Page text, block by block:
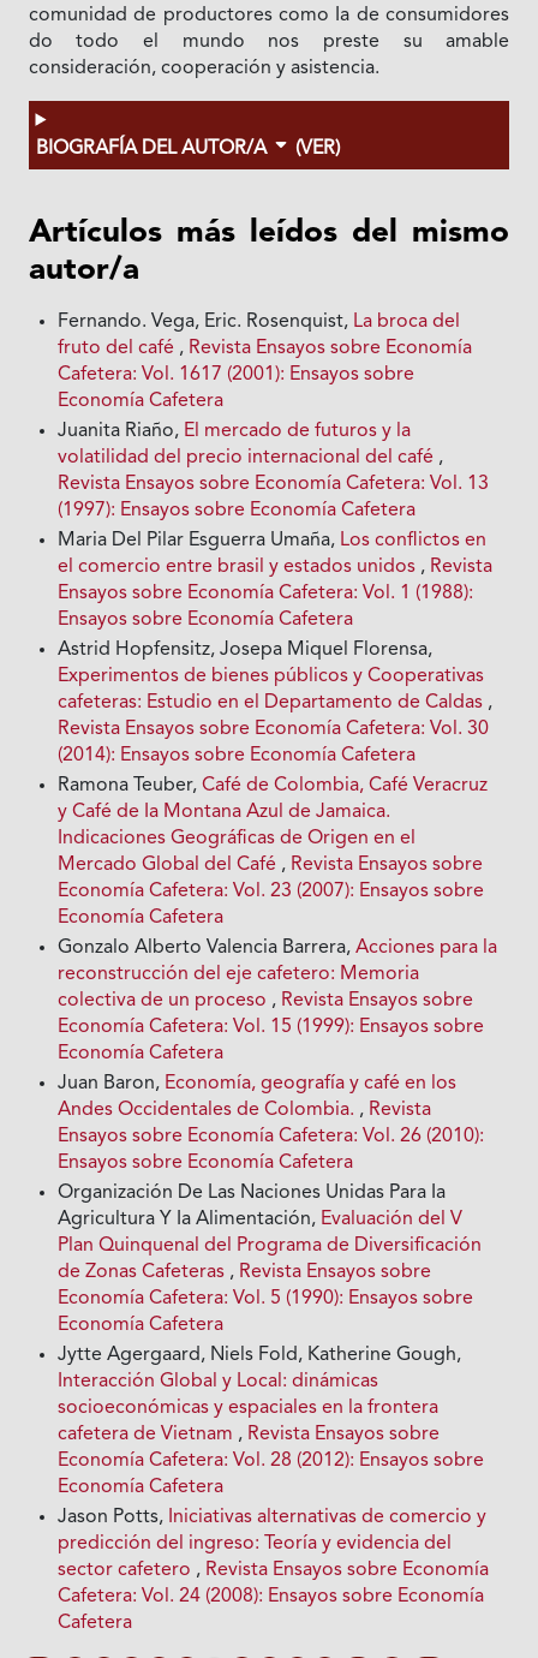
comunidad de productores como Ia de consumidores
do todo el mundo nos preste su amable
consideración, cooperación y asistencia.
BIOGRAFÍA DEL AUTOR/A (VER)
Artículos más leídos del mismo
autor/a
Fernando. Vega, Eric. Rosenquist, La broca del
fruto del café , Revista Ensayos sobre Economía
Cafetera: Vol. 1617 (2001): Ensayos sobre
Economía Cafetera
Juanita Riaño, El mercado de futuros y la
volatilidad del precio internacional del café ,
Revista Ensayos sobre Economía Cafetera: Vol. 13
(1997): Ensayos sobre Economía Cafetera
Maria Del Pilar Esguerra Umaña, Los conflictos en
el comercio entre brasil y estados unidos , Revista
Ensayos sobre Economía Cafetera: Vol. 1 (1988):
Ensayos sobre Economía Cafetera
Astrid Hopfensitz, Josepa Miquel Florensa,
Experimentos de bienes públicos y Cooperativas
cafeteras: Estudio en el Departamento de Caldas ,
Revista Ensayos sobre Economía Cafetera: Vol. 30
(2014): Ensayos sobre Economía Cafetera
Ramona Teuber,Café de Colombia, Café Veracruz
y Café de Ia Montana Azul de Jamaica.
Indicaciones Geográficas de Origen en el
Mercado Global del Café , Revista Ensayos sobre
Economía Cafetera: Vol. 23 (2007): Ensayos sobre
Economía Cafetera
Gonzalo Alberto Valencia Barrera,Acciones para la
reconstrucción del eje cafetero: Memoria
colectiva de un proceso , Revista Ensayos sobre
Economía Cafetera: Vol. 15 (1999): Ensayos sobre
Economía Cafetera
Juan Baron, Economía, geografía y café en los
Andes Occidentales de Colombia. , Revista
Ensayos sobre Economía Cafetera: Vol. 26 (2010):
Ensayos sobre Economía Cafetera
Organización De Las Naciones Unidas Para Ia
Agricultura Y Ia Alimentación, Evaluación del V
Plan Quinquenal del Programa de Diversificación
de Zonas Cafeteras , Revista Ensayos sobre
Economía Cafetera: Vol. 5 (1990): Ensayos sobre
Economía Cafetera
Jytte Agergaard, Niels Fold, Katherine Gough,
Interacción Global y Local: dinámicas
socioeconómicas y espaciales en la frontera
cafetera de Vietnam , Revista Ensayos sobre
Economía Cafetera: Vol. 28 (2012): Ensayos sobre
Economía Cafetera
Jason Potts, Iniciativas alternativas de comercio y
predicción del ingreso: Teoría y evidencia del
sector cafetero , Revista Ensayos sobre Economía
Cafetera: Vol. 24 (2008): Ensayos sobre Economía
Cafetera